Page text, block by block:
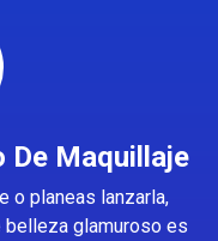
De Maquillaje
o planeas lanzarla,
glamuroso es